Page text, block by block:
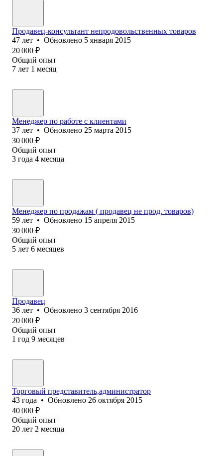
Продавец-консультант непродовольственных товаров
47 лет • Обновлено 5 января 2015
20 000 ₽
Общий опыт
7 лет 1 месяц
Менеджер по работе с клиентами
37 лет • Обновлено 25 марта 2015
30 000 ₽
Общий опыт
3 года 4 месяца
Менеджер по продажам ( продавец не прод. товаров)
59 лет • Обновлено 15 апреля 2015
30 000 ₽
Общий опыт
5 лет 6 месяцев
Продавец
36 лет • Обновлено 3 сентября 2016
20 000 ₽
Общий опыт
1 год 9 месяцев
Торговый представитель,администратор
43 года • Обновлено 26 октября 2015
40 000 ₽
Общий опыт
20 лет 2 месяца